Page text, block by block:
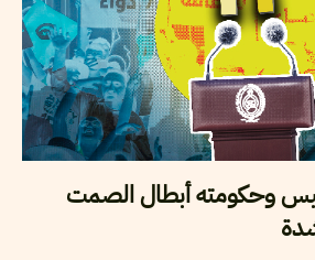
وحكومته أبطال الصمت